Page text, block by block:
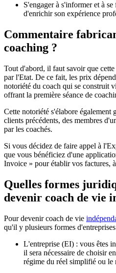
S'engager à s'informer et à
d'enrichir son expérience
Commentaire
coaching ?
Tout d'abord, il faut savoir que
par l'Etat. De ce fait, les prix
notoriété du coach qui se construit
offrant la première séance de
Cette notoriété s'élabore également
clients précédents, des membres
par les coachés.
Si vous décidez de faire appel à
que vous bénéficiez d'une
Invoice » pour établir vos factures,
Quelles formes
devenir coach de vie
Pour devenir coach de vie
qu'il y plusieurs formes
L'entreprise (EI) : vous êtes
il sera nécessaire de choisir
régime du réel simplifié ou le